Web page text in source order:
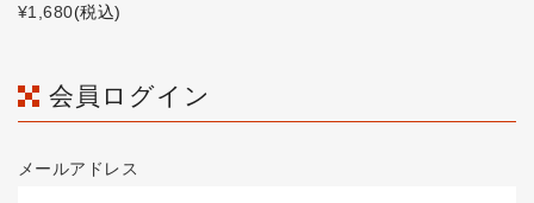
¥1,680(税込)
会員ログイン
メールアドレス